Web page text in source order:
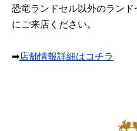
恐竜ランドセル以外のラン
にご来店ください。
➡店舗情報詳細はコチラ